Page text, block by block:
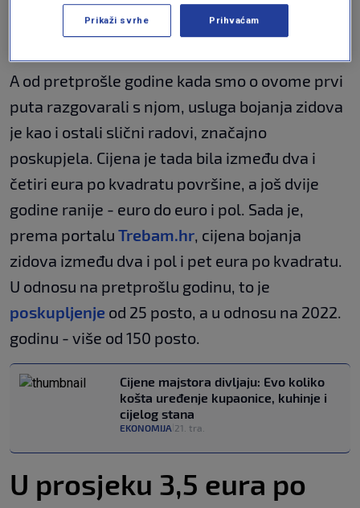
se zidovi ne bi trebali dugo sušiti kao jesenas",
rekla nam je ovih dana naša stara sugovornica.
A od pretprošle godine kada smo o ovome prvi
puta razgovarali s njom, usluga bojanja zidova
je kao i ostali slični radovi, značajno
poskupjela. Cijena je tada bila između dva i
četiri eura po kvadratu površine, a još dvije
godine ranije - euro do euro i pol. Sada je,
prema portalu Trebam.hr, cijena bojanja
zidova između dva i pol i pet eura po kvadratu.
U odnosu na pretprošlu godinu, to je
poskupljenje od 25 posto, a u odnosu na 2022.
godinu - više od 150 posto.
Cijene majstora divljaju: Evo koliko
košta uređenje kupaonice, kuhinje i
cijelog stana
EKONOMIJA 21. tra.
U prosjeku 3,5 eura po
Prikaži svrhe Prihvaćam